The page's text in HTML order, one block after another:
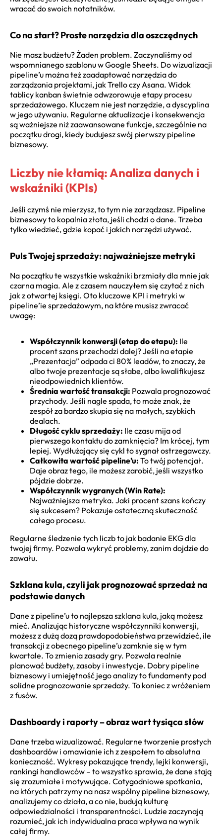
wracać do swoich notatników.
Co na start? Proste narzędzia dla oszczędnych
Nie masz budżetu? Żaden problem. Zaczynaliśmy od
wspomnianego szablonu w Google Sheets. Do wizualizacji
pipeline’u można też zaadaptować narzędzia do
zarządzania projektami, jak Trello czy Asana. Widok
tablicy kanban świetnie odwzorowuje etapy procesu
sprzedażowego. Kluczem nie jest narzędzie, a dyscyplina
w jego używaniu. Regularne aktualizacje i konsekwencja
są ważniejsze niż zaawansowane funkcje, szczególnie na
początku drogi, kiedy budujesz swój pierwszy pipeline
biznesowy.
Liczby nie kłamią: Analiza danych i
wskaźniki (KPIs)
Jeśli czymś nie mierzysz, to tym nie zarządzasz. Pipeline
biznesowy to kopalnia złota, jeśli chodzi o dane. Trzeba
tylko wiedzieć, gdzie kopać i jakich narzędzi używać.
Puls Twojej sprzedaży: najważniejsze metryki
Na początku te wszystkie wskaźniki brzmiały dla mnie jak
czarna magia. Ale z czasem nauczyłem się czytać z nich
jak z otwartej księgi. Oto kluczowe KPI i metryki w
pipeline’ie sprzedażowym, na które musisz zwracać
uwagę:
Współczynnik konwersji (etap do etapu): Ile
procent szans przechodzi dalej? Jeśli na etapie
„Prezentacja” odpada ci 80% leadów, to znaczy, że
albo twoje prezentacje są słabe, albo kwalifikujesz
nieodpowiednich klientów.
Średnia wartość transakcji: Pozwala prognozować
przychody. Jeśli nagle spada, to może znak, że
zespół za bardzo skupia się na małych, szybkich
dealach.
Długość cyklu sprzedaży: Ile czasu mija od
pierwszego kontaktu do zamknięcia? Im krócej, tym
lepiej. Wydłużający się cykl to sygnał ostrzegawczy.
Całkowita wartość pipeline’u: To twój potencjał.
Daje obraz tego, ile możesz zarobić, jeśli wszystko
pójdzie dobrze.
Współczynnik wygranych (Win Rate):
Najważniejsza metryka. Jaki procent szans kończy
się sukcesem? Pokazuje ostateczną skuteczność
całego procesu.
Regularne śledzenie tych liczb to jak badanie EKG dla
twojej firmy. Pozwala wykryć problemy, zanim dojdzie do
zawału.
Szklana kula, czyli jak prognozować sprzedaż na
podstawie danych
Dane z pipeline’u to najlepsza szklana kula, jaką możesz
mieć. Analizując historyczne współczynniki konwersji,
możesz z dużą dozą prawdopodobieństwa przewidzieć, ile
transakcji z obecnego pipeline’u zamknie się w tym
kwartale. To zmienia zasady gry. Pozwala realnie
planować budżety, zasoby i inwestycje. Dobry pipeline
biznesowy i umiejętność jego analizy to fundamenty pod
solidne prognozowanie sprzedaży. To koniec z wróżeniem
z fusów.
Dashboardy i raporty – obraz wart tysiąca słów
Dane trzeba wizualizować. Regularne tworzenie prostych
dashboardów i omawianie ich z zespołem to absolutna
konieczność. Wykresy pokazujące trendy, lejki konwersji,
rankingi handlowców – to wszystko sprawia, że dane stają
się zrozumiałe i motywujące. Cotygodniowe spotkania,
na których patrzymy na nasz wspólny pipeline biznesowy,
analizujemy co działa, a co nie, budują kulturę
odpowiedzialności i transparentności. Ludzie zaczynają
rozumieć, jak ich indywidualna praca wpływa na wynik
całej firmy.